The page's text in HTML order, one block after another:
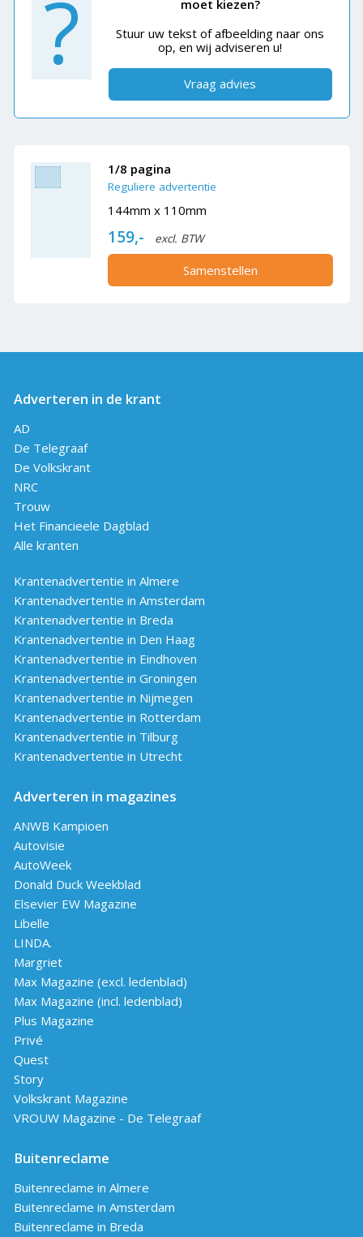
?
moet kiezen?
Stuur uw tekst of afbeelding naar ons
op, en wij adviseren u!
Vraag advies
1/8 pagina
Reguliere advertentie
144mm x 110mm
159,- excl. BTW
Samenstellen
Adverteren in de krant
AD
De Telegraaf
De Volkskrant
NRC
Trouw
Het Financieele Dagblad
Alle kranten
Krantenadvertentie in Almere
Krantenadvertentie in Amsterdam
Krantenadvertentie in Breda
Krantenadvertentie in Den Haag
Krantenadvertentie in Eindhoven
Krantenadvertentie in Groningen
Krantenadvertentie in Nijmegen
Krantenadvertentie in Rotterdam
Krantenadvertentie in Tilburg
Krantenadvertentie in Utrecht
Adverteren in magazines
ANWB Kampioen
Autovisie
AutoWeek
Donald Duck Weekblad
Elsevier EW Magazine
Libelle
LINDA.
Margriet
Max Magazine (excl. ledenblad)
Max Magazine (incl. ledenblad)
Plus Magazine
Privé
Quest
Story
Volkskrant Magazine
VROUW Magazine - De Telegraaf
Buitenreclame
Buitenreclame in Almere
Buitenreclame in Amsterdam
Buitenreclame in Breda